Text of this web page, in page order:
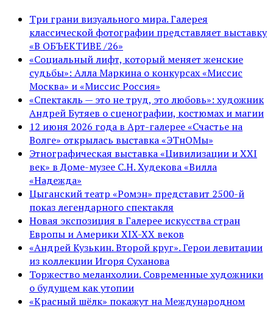
Три грани визуального мира. Галерея
классической фотографии представляет выставку
«В ОБЪЕКТИВЕ /26»
«Социальный лифт, который меняет женские
судьбы»: Алла Маркина о конкурсах «Миссис
Москва» и «Миссис Россия»
«Спектакль — это не труд, это любовь»: художник
Андрей Бутяев о сценографии, костюмах и магии
12 июня 2026 года в Арт-галерее «Счастье на
Волге» открылась выставка «ЭТнОМы»
Этнографическая выставка «Цивилизации и ХХI
век» в Доме-музее С.Н. Худекова «Вилла
«Надежда»
Цыганский театр «Ромэн» представит 2500-й
показ легендарного спектакля
Новая экспозиция в Галерее искусства стран
Европы и Америки XIX-XX веков
«Андрей Кузькин. Второй круг». Герои левитации
из коллекции Игоря Суханова
Торжество меланхолии. Современные художники
о будущем как утопии
«Красный шёлк» покажут на Международном